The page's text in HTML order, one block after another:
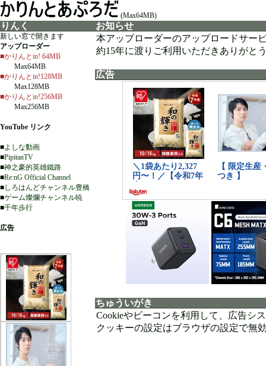
(Max64MB)
りんく
新しい窓で開きます
アップローダー
■かりんとin! 64MB
Max64MB
■かりんとin!128MB
Max128MB
■かりんとin!256MB
Max256MB
YouTube リンク
■よしな動画
■PipitanTV
■神之豪的英雄鐵路
■Re:nG Official Channel
■しろはんどチャンネル豊橋
■ゲーム燦爛チャンネル暁
■千年歩行
広告
お知らせ
本アップローダーのアップロードサー
約15年に渡りご利用いただきありがと
広告
ちゅういがき
Cookieやビーコンを利用して、広告シ
クッキーの設定はブラウザの設定で無